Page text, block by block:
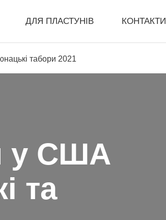
ДЛЯ ПЛАСТУНІВ КОНТАКТИ
табори 2021
у США
та